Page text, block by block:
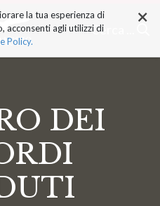
Cerca ... ×
la tua esperienza di
acconsenti agli utilizzi di
Policy.
DEI